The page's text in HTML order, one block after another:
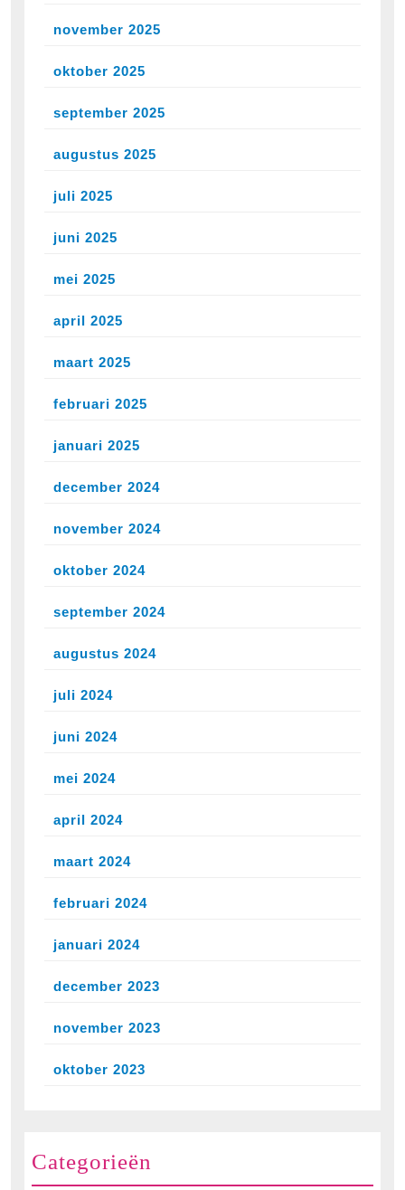
november 2025
oktober 2025
september 2025
augustus 2025
juli 2025
juni 2025
mei 2025
april 2025
maart 2025
februari 2025
januari 2025
december 2024
november 2024
oktober 2024
september 2024
augustus 2024
juli 2024
juni 2024
mei 2024
april 2024
maart 2024
februari 2024
januari 2024
december 2023
november 2023
oktober 2023
Categorieën